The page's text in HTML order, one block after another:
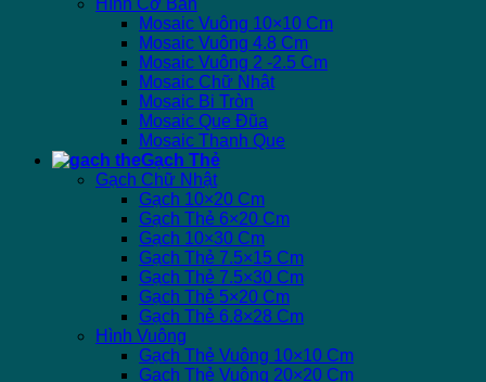
Mosaic Vuông 10×10 Cm
Mosaic Vuông 4.8 Cm
Mosaic Vuông 2 -2.5 Cm
Mosaic Chữ Nhật
Mosaic Bi Tròn
Mosaic Que Đũa
Mosaic Thanh Que
Gạch Thẻ
Gạch Chữ Nhật
Gạch 10×20 Cm
Gạch Thẻ 6×20 Cm
Gạch 10×30 Cm
Gạch Thẻ 7.5×15 Cm
Gạch Thẻ 7.5×30 Cm
Gạch Thẻ 5×20 Cm
Gạch Thẻ 6.8×28 Cm
Hình Vuông
Gạch Thẻ Vuông 10×10 Cm
Gạch Thẻ Vuông 20×20 Cm